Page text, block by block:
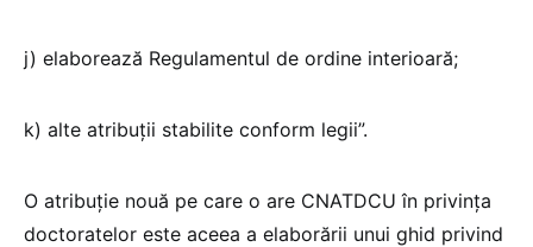
j) elaborează Regulamentul de ordine interioară;
k) alte atribuţii stabilite conform legii”.
O atribuție nouă pe care o are CNATDCU în privința
doctoratelor este aceea a elaborării unui ghid privind